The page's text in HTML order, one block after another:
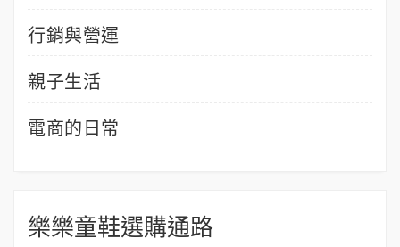
行銷與營運
親子生活
電商的日常
樂樂童鞋選購通路